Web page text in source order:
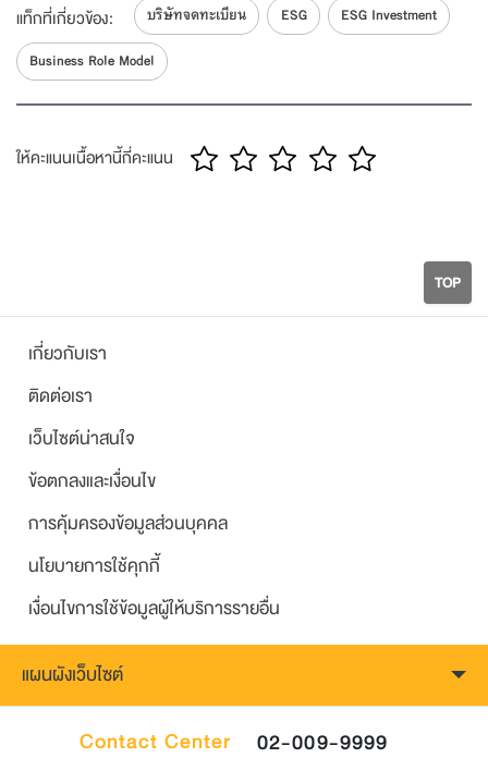
แท็กที่เกี่ยวข้อง: บริษัทจดทะเบียน ESG
ESG Investment
Business Role Model
ให้คะแนนเนื้อหานี้กี่คะแนน
TOP
เกี่ยวกับเรา
ติดต่อเรา
เว็บไซต์น่าสนใจ
ข้อตกลงและเงื่อนไข
การคุ้มครองข้อมูลส่วนบุคคล
นโยบายการใช้คุกกี้
เงื่อนไขการใช้ข้อมูลผู้ให้บริการรายอื่น
แผนผังเว็บไซต์
Contact Center 02-009-9999